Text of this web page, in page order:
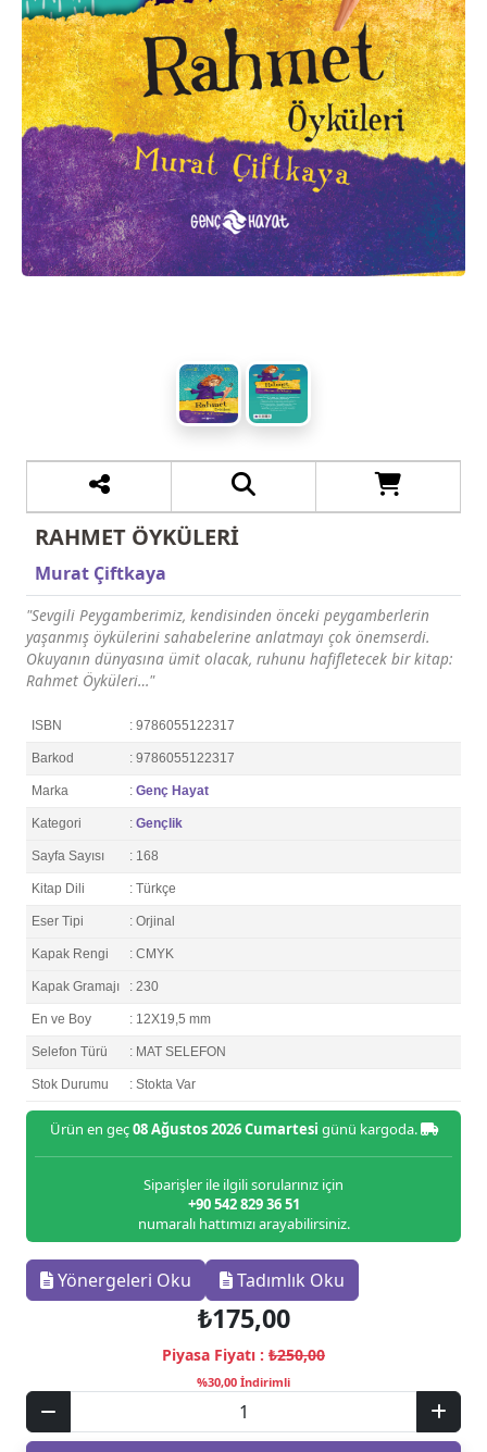
RAHMET ÖYKÜLERİ
Murat Çiftkaya
"Sevgili Peygamberimiz, kendisinden önceki peygamberlerin
yaşanmış öykülerini sahabelerine anlatmayı çok önemserdi.
Okuyanın dünyasına ümit olacak, ruhunu hafifletecek bir kitap:
Rahmet Öyküleri…"
ISBN : 9786055122317
Barkod : 9786055122317
Marka : Genç Hayat
Kategori : Gençlik
Sayfa Sayısı : 168
Kitap Dili : Türkçe
Eser Tipi : Orjinal
Kapak Rengi : CMYK
Kapak Gramajı : 230
En ve Boy : 12X19,5 mm
Selefon Türü : MAT SELEFON
Stok Durumu : Stokta Var
Ürün en geç08 Ağustos 2026 Cumartesi günü kargoda.
Siparişler ile ilgili sorularınız için
+90 542 829 36 51
numaralı hattımızı arayabilirsiniz.
Yönergeleri Oku Tadımlık Oku
₺175,00
Piyasa Fiyatı : ₺250,00
%30,00 İndirimli